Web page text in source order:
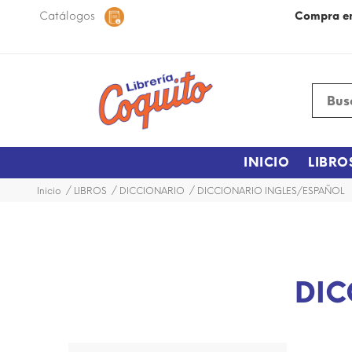
Catálogos
48 horas dentro de la ciudad. Compra
INICIO
Inicio LIBROS DICCIONARIO DICCIONARIO INGLES/ESPAÑOL